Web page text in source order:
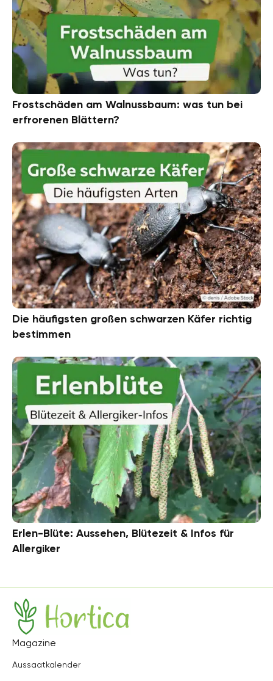
Frostschäden am Walnussbaum: was tun bei
erfrorenen Blättern?
Die häufigsten großen schwarzen Käfer richtig
bestimmen
Erlen-Blüte: Aussehen, Blütezeit & Infos für
Allergiker
Hortica
Magazine
Aussaatkalender